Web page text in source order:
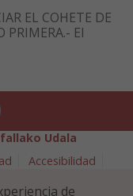
EL COHETE DE
PRIMERA.- El
Youtube
Udala
Accesibilidad
de